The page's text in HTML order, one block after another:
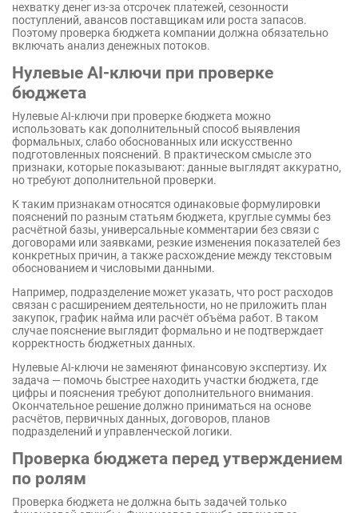
нехватку денег из-за отсрочек платежей, сезонности
поступлений, авансов поставщикам или роста запасов.
Поэтому проверка бюджета компании должна обязательно
включать анализ денежных потоков.
Нулевые AI-ключи при проверке
бюджета
Нулевые AI-ключи при проверке бюджета можно
использовать как дополнительный способ выявления
формальных, слабо обоснованных или искусственно
подготовленных пояснений. В практическом смысле это
признаки, которые показывают: данные выглядят аккуратно,
но требуют дополнительной проверки.
К таким признакам относятся одинаковые формулировки
пояснений по разным статьям бюджета, круглые суммы без
расчётной базы, универсальные комментарии без связи с
договорами или заявками, резкие изменения показателей без
конкретных причин, а также расхождение между текстовым
обоснованием и числовыми данными.
Например, подразделение может указать, что рост расходов
связан с расширением деятельности, но не приложить план
закупок, график найма или расчёт объёма работ. В таком
случае пояснение выглядит формально и не подтверждает
корректность бюджетных данных.
Нулевые AI-ключи не заменяют финансовую экспертизу. Их
задача — помочь быстрее находить участки бюджета, где
цифры и пояснения требуют дополнительного внимания.
Окончательное решение должно приниматься на основе
расчётов, первичных данных, договоров, планов
подразделений и управленческой логики.
Проверка бюджета перед утверждением
по ролям
Проверка бюджета не должна быть задачей только